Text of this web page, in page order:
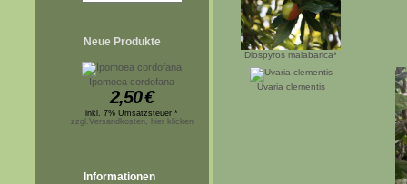
Neue Produkte
Ipomoea cordofana
2,50€
inkl. 7% Umsatzsteuer *
zzgl.Versandkosten, hier klicken
Informationen
Diospyros malabarica*
Uvaria clementis